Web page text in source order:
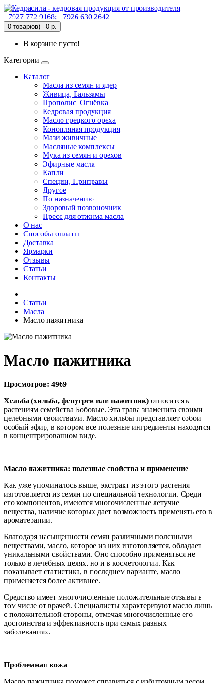
+7927 772 9168; +7926 630 2642
0 товар(ов) - 0 р.
В корзине пусто!
Категории
Каталог
Масла из семян и ядер
Живица, Бальзамы
Прополис, Огнёвка
Кедровая продукция
Масло грецкого ореха
Конопляная продукция
Мази живичные
Масляные комплексы
Мука из семян и орехов
Эфирные масла
Капли
Специи, Приправы
Другое
По назначению
Здоровый позвоночник
Пресс для отжима масла
О нас
Способы оплаты
Доставка
Ярмарки
Отзывы
Статьи
Контакты
Статьи
Масла
Масло пажитника
Масло пажитника
Просмотров: 4969
Хельба (хильба, фенугрек или пажитник) относится к
растениям семейства Бобовые. Эта трава знаменита своими
целебными свойствами. Масло хильбы представляет собой
особый эфир, в котором все полезные ингредиенты находятся
в концентрированном виде.
Масло пажитника: полезные свойства и применение
Как уже упоминалось выше, экстракт из этого растения
изготовляется из семян по специальной технологии. Среди
его компонентов, имеются многочисленные летучие
вещества, наличие которых дает возможность применять его в
ароматерапии.
Благодаря насыщенности семян различными полезными
веществами, масло, которое из них изготовляется, обладает
уникальными свойствами. Оно способно применяться не
только в лечебных целях, но и в косметологии. Как
показывает статистика, в последнем варианте, масло
применяется более активнее.
Средство имеет многочисленные положительные отзывы в
том числе от врачей. Специалисты характеризуют масло лишь
с положительной стороны, отмечая многочисленные его
достоинства и эффективность при самых разных
заболеваниях.
Проблемная кожа
Масло пажитника поможет справиться с избыточным весом,